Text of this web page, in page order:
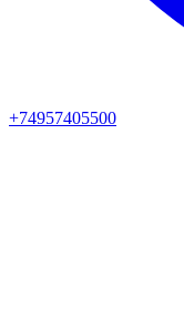
+74957405500